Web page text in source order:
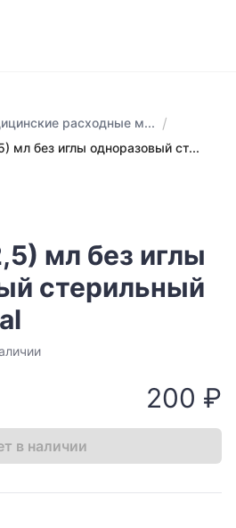
расходные м... /
мл без иглы одноразовый ст...
мл без иглы
стерильный
200 ₽
в наличии